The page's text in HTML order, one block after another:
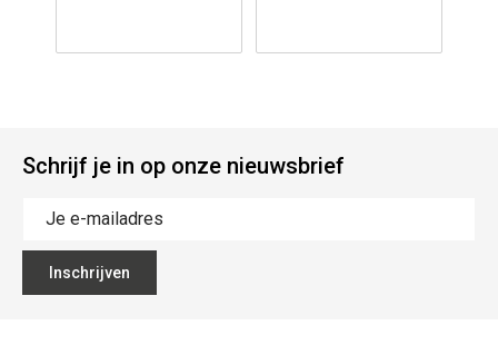
Schrijf je in op onze nieuwsbrief
Inschrijven